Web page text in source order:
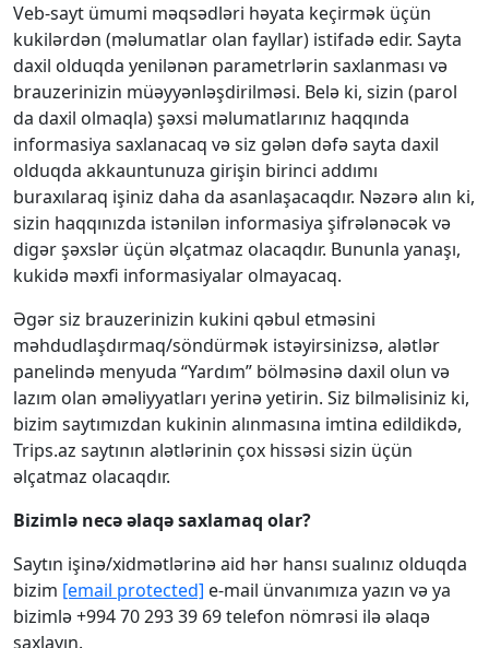
Veb-sayt ümumi məqsədləri həyata keçirmək üçün
kukilərdən (məlumatlar olan fayllar) istifadə edir. Sayta
daxil olduqda yenilənən parametrlərin saxlanması və
brauzerinizin müəyyənləşdirilməsi. Belə ki, sizin (parol
da daxil olmaqla) şəxsi məlumatlarınız haqqında
informasiya saxlanacaq və siz gələn dəfə sayta daxil
olduqda akkauntunuza girişin birinci addımı
buraxılaraq işiniz daha da asanlaşacaqdır. Nəzərə alın ki,
sizin haqqınızda istənilən informasiya şifrələnəcək və
digər şəxslər üçün əlçatmaz olacaqdır. Bununla yanaşı,
kukidə məxfi informasiyalar olmayacaq.
Əgər siz brauzerinizin kukini qəbul etməsini
məhdudlaşdırmaq/söndürmək istəyirsinizsə, alətlər
panelində menyuda “Yardım” bölməsinə daxil olun və
lazım olan əməliyyatları yerinə yetirin. Siz bilməlisiniz ki,
bizim saytımızdan kukinin alınmasına imtina edildikdə,
Trips.az saytının alətlərinin çox hissəsi sizin üçün
əlçatmaz olacaqdır.
Bizimlə necə əlaqə saxlamaq olar?
Saytın işinə/xidmətlərinə aid hər hansı sualınız olduqda
bizim [email protected] e-mail ünvanımıza yazın və ya
bizimlə +994 70 293 39 69 telefon nömrəsi ilə əlaqə
saxlayın.